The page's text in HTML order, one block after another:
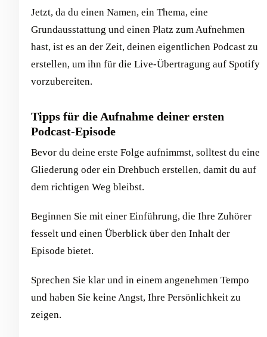
Jetzt, da du einen Namen, ein Thema, eine
Grundausstattung und einen Platz zum Aufnehmen
hast, ist es an der Zeit, deinen eigentlichen Podcast zu
erstellen, um ihn für die Live-Übertragung auf Spotify
vorzubereiten.
Tipps für die Aufnahme deiner ersten
Podcast-Episode
Bevor du deine erste Folge aufnimmst, solltest du eine
Gliederung oder ein Drehbuch erstellen, damit du auf
dem richtigen Weg bleibst.
Beginnen Sie mit einer Einführung, die Ihre Zuhörer
fesselt und einen Überblick über den Inhalt der
Episode bietet.
Sprechen Sie klar und in einem angenehmen Tempo
und haben Sie keine Angst, Ihre Persönlichkeit zu
zeigen.